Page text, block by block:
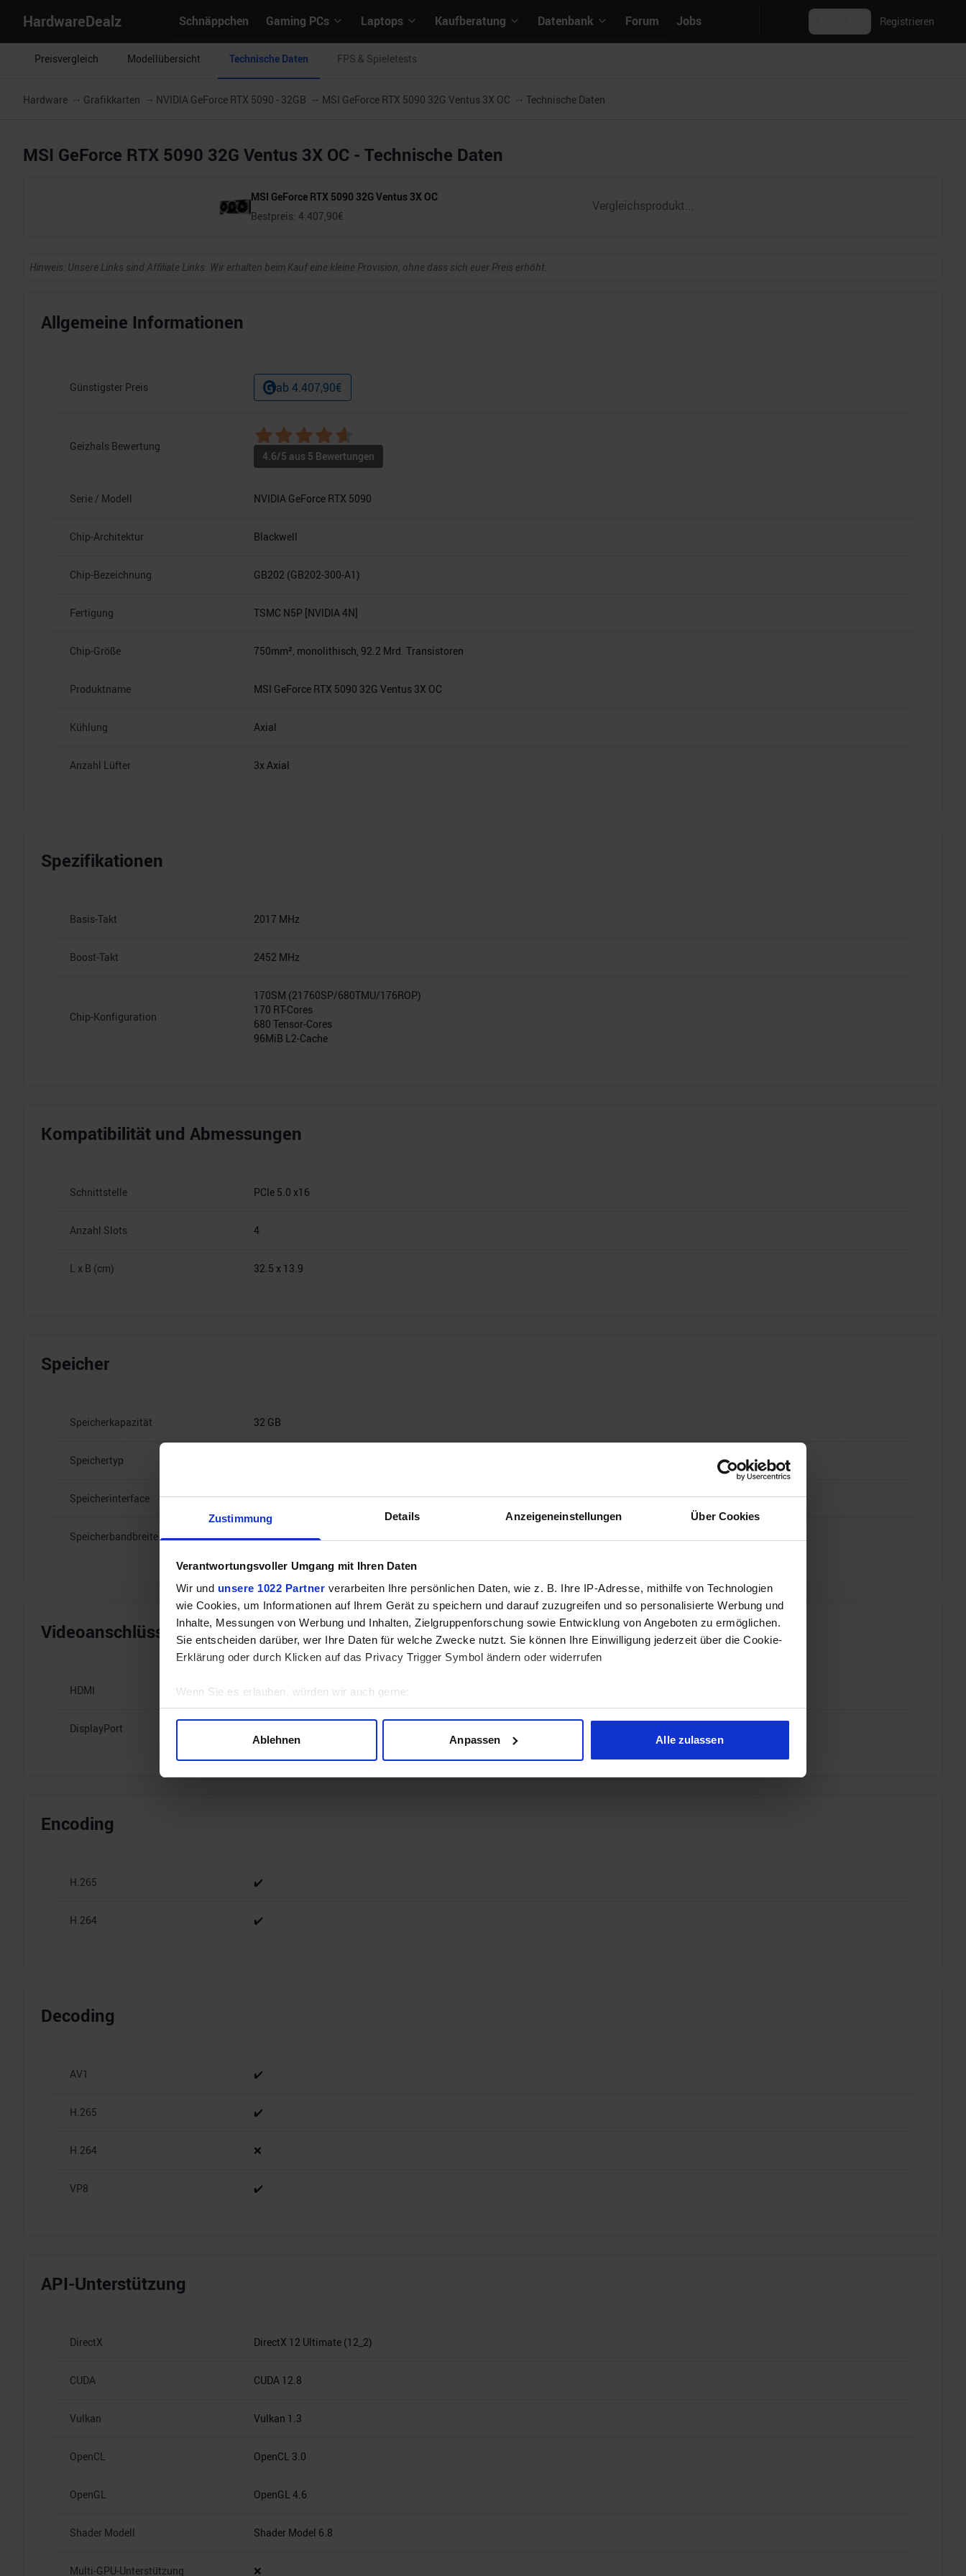
Zustimmung Details Anzeigeneinstellungen Über Cookies
Verantwortungsvoller Umgang mit Ihren Daten
Wir und unsere 1022 Partner verarbeiten Ihre persönlichen Daten, wie z. B. Ihre IP-Adresse, mithilfe von Technologien
wie Cookies, um Informationen auf Ihrem Gerät zu speichern und darauf zuzugreifen und so personalisierte Werbung und
Inhalte, Messungen von Werbung und Inhalten, Zielgruppenforschung sowie Entwicklung von Angeboten zu ermöglichen.
Sie entscheiden darüber, wer Ihre Daten für welche Zwecke nutzt. Sie können Ihre Einwilligung jederzeit über die Cookie-
Erklärung oder durch Klicken auf das Privacy Trigger Symbol ändern oder widerrufen
Wenn Sie es erlauben, würden wir auch gerne:
Informationen über Ihre geografische Lage erfassen, welche bis auf einige Meter genau sein können
Erfahren Sie mehr darüber, wie Ihre persönlichen Daten verarbeitet werden, und legen Sie Ihre Präferenzen im
Ablehnen Anpassen Alle zulassen
HardwareDealz Schnäppchen Gaming PCs Laptops Kaufberatung Datenbank Forum Jobs Registrieren
Preisvergleich Modellübersicht Technische Daten FPS & Spieletests
Hardware Grafikkarten NVIDIA GeForce RTX 5090 - 32GB MSI GeForce RTX 5090 32G Ventus 3X OC Technische Daten
MSI GeForce RTX 5090 32G Ventus 3X OC - Technische Daten
MSI GeForce RTX 5090 32G Ventus 3X OC
Bestpreis: 4.407,90€
Hinweis: Unsere Links sind Affiliate Links. Wir erhalten beim Kauf eine kleine Provision, ohne dass sich euer Preis erhöht.
Allgemeine Informationen
Günstigster Preis ab 4.407,90€
Geizhals Bewertung
4.6/5 aus 5 Bewertungen
Serie / Modell NVIDIA GeForce RTX 5090
Chip-Architektur Blackwell
Chip-Bezeichnung GB202 (GB202-300-A1)
Fertigung TSMC N5P [NVIDIA 4N]
Chip-Größe 750mm², monolithisch, 92.2 Mrd. Transistoren
Produktname MSI GeForce RTX 5090 32G Ventus 3X OC
Kühlung Axial
Anzahl Lüfter 3x Axial
Spezifikationen
Basis-Takt 2017 MHz
Boost-Takt 2452 MHz
Chip-Konfiguration
170SM (21760SP/680TMU/176ROP)
170 RT-Cores
680 Tensor-Cores
96MiB L2-Cache
Kompatibilität und Abmessungen
Schnittstelle PCIe 5.0 x16
Anzahl Slots 4
L x B (cm) 32.5 x 13.9
Speicher
Speicherkapazität 32 GB
Speichertyp
Speicherinterface 512
Speicherbandbreite 28 Gbps
Videoanschlüsse
HDMI 1x HDMI 2.1b
DisplayPort
Encoding
H.265 ✔️
H.264 ✔️
Decoding
AV1 ✔️
H.265 ✔️
H.264 ❌
VP8 ✔️
API-Unterstützung
DirectX DirectX 12 Ultimate (12_2)
CUDA CUDA 12.8
Vulkan Vulkan 1.3
OpenCL OpenCL 3.0
OpenGL OpenGL 4.6
Shader Modell Shader Model 6.8
Multi-GPU-Unterstützung ❌